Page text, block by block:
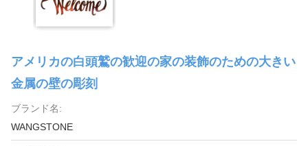
アメリカの白頭鷲の歓迎の家の装飾のための大きい
金属の壁の彫刻
ブランド名:
WANGSTONE